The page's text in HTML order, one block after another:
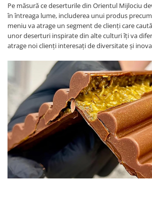
Pe măsură ce deserturile din Orientul Mijlociu
în întreaga lume, includerea unui produs
meniu va atrage un segment de clienți care
unor deserturi inspirate din alte culturi îți va
atrage noi clienți interesați de diversitate și